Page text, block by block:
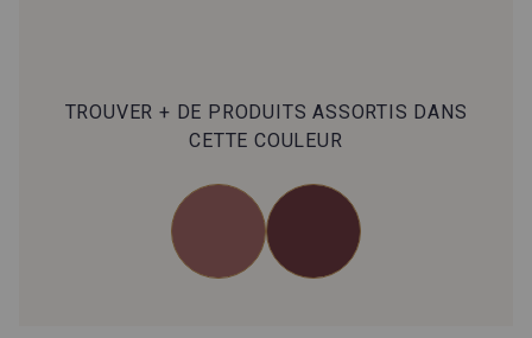
TROUVER + DE PRODUITS ASSORTIS DANS
CETTE COULEUR